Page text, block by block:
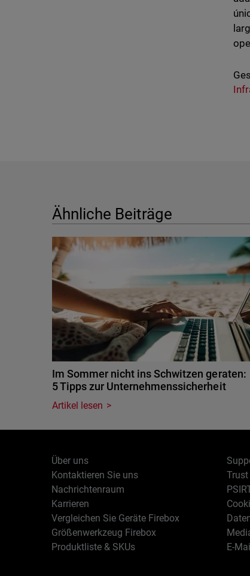
Ähnliche Beiträge
Im Sommer nicht ins Schwitzen geraten:
5 Tipps zur Unternehmenssicherheit
Artikel lesen
Über uns
Kontaktieren Sie uns
Nachrichtenraum
Karrieren
Vergleichen Sie Geräte Firebox
Größenwerkzeug Firebox
Produktliste & SKUs
Trust
E-